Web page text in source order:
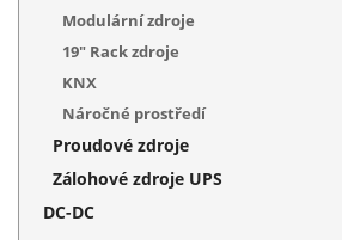
Modulární zdroje
19" Rack zdroje
KNX
Náročné prostředí
Proudové zdroje
Zálohové zdroje UPS
DC-DC